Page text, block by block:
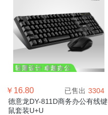
￥16.80 已售出 3304
德意龙DY-811D商务办公有线键
鼠套装U+U